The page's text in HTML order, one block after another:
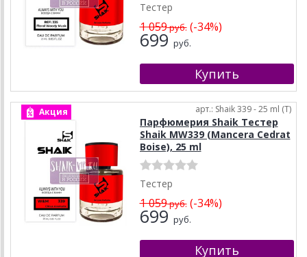
Тестер
1 059руб.(-34%)
699 руб.
Акция арт.: Shaik 339 - 25 ml (T)
Парфюмерия Shaik Тестер
Shaik MW339 (Mancera Cedrat
Boise), 25 ml
Тестер
1 059руб.(-34%)
699 руб.